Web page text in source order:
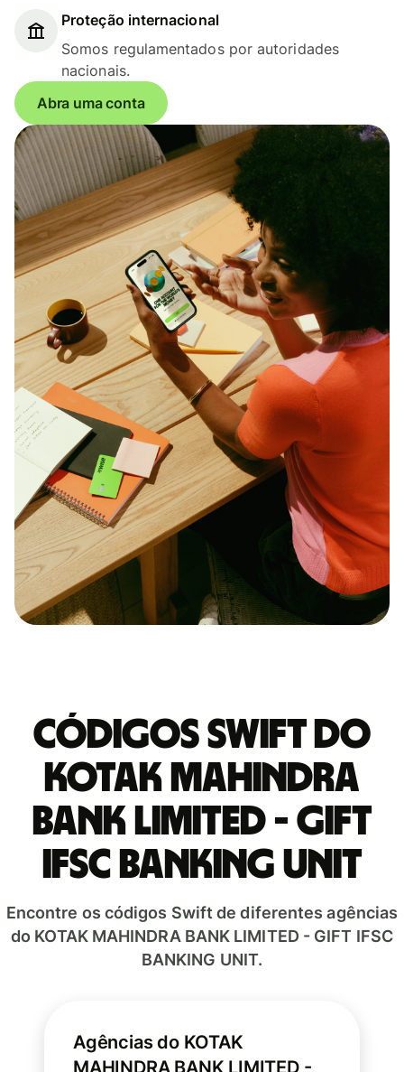
Proteção internacional
Somos regulamentados por autoridades
nacionais.
Abra uma conta
Códigos Swift do
KOTAK MAHINDRA
BANK LIMITED - GIFT
IFSC BANKING UNIT
Encontre os códigos Swift de diferentes agências
do KOTAK MAHINDRA BANK LIMITED - GIFT IFSC
BANKING UNIT.
Agências do KOTAK